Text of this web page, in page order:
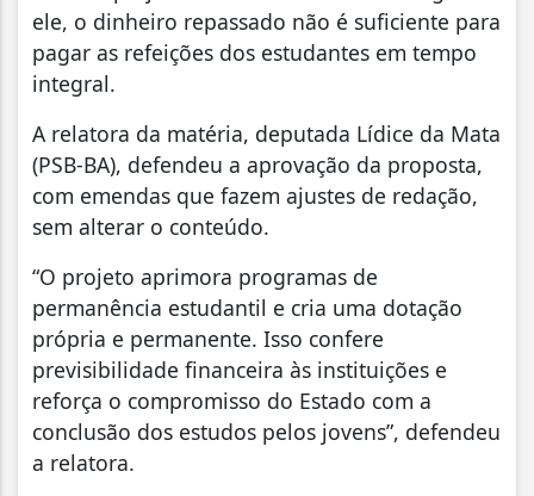
ele, o dinheiro repassado não é suficiente para
pagar as refeições dos estudantes em tempo
integral.
A relatora da matéria, deputada Lídice da Mata
(PSB-BA), defendeu a aprovação da proposta,
com emendas que fazem ajustes de redação,
sem alterar o conteúdo.
“O projeto aprimora programas de
permanência estudantil e cria uma dotação
própria e permanente. Isso confere
previsibilidade financeira às instituições e
reforça o compromisso do Estado com a
conclusão dos estudos pelos jovens”, defendeu
a relatora.